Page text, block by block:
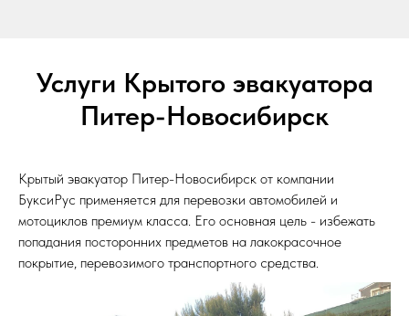
Услуги Крытого эвакуатора
Питер-Новосибирск
Крытый эвакуатор Питер-Новосибирск от компании
БуксиРус применяется для перевозки автомобилей и
мотоциклов премиум класса. Его основная цель - избежать
попадания посторонних предметов на лакокрасочное
покрытие, перевозимого транспортного средства.